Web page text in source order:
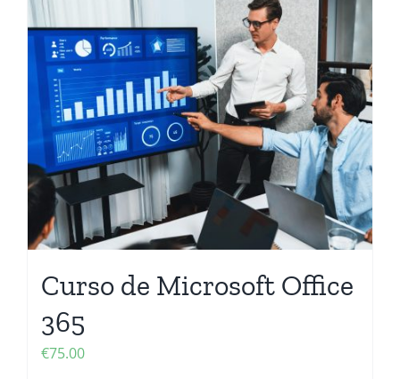
Curso de Microsoft Office
365
€75.00